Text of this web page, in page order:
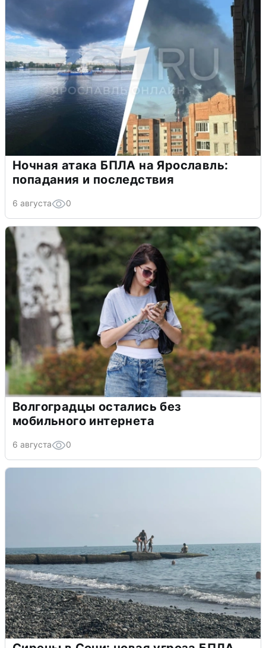
Ночная атака БПЛА на Ярославль:
попадания и последствия
6 августа 0
Волгоградцы остались без
мобильного интернета
6 августа 0